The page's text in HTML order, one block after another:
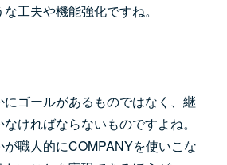
工夫や機能強化ですね。
ゴールがあるものではなく、継
ければならないものですよね。
職人的にCOMPANYを使いこな